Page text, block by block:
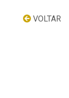
VOLTAR